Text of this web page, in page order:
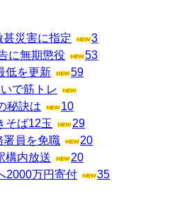
災害に指定
3
に無期懲役
53
低を更新
59
で筋トレ
秘訣は
10
そば12玉
29
署員を免職
20
構内放送
20
2000万円寄付
35